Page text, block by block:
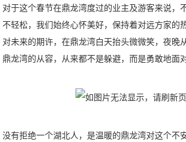
对于这个春节在鼎龙湾度过的业主及游客来说，
不轻松，我们始终心怀美好，保持着对远方家的
对未来的期许，在鼎龙湾白天抬头微微笑，夜晚
鼎龙湾的从容，从来都不是躲避，而是勇敢地面对
没有拒绝一个湖北人，是温暖的鼎龙湾对这个不